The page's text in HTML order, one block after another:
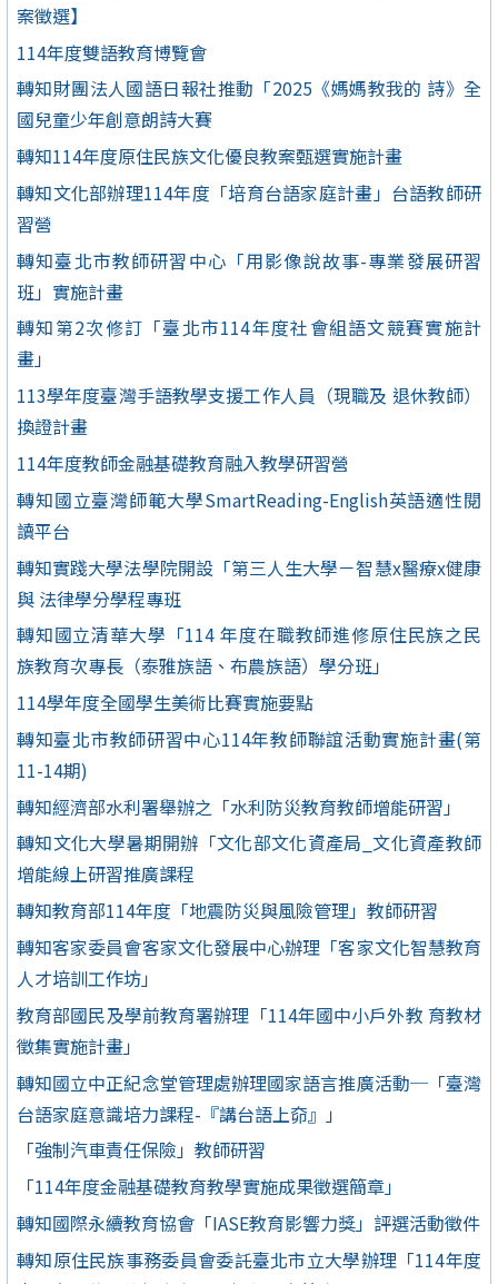
案徵選】
114年度雙語教育博覽會
轉知財團法人國語日報社推動「2025《媽媽教我的 詩》全
國兒童少年創意朗詩大賽
轉知114年度原住民族文化優良教案甄選實施計畫
轉知文化部辦理114年度「培育台語家庭計畫」台語教師研
習營
轉知臺北市教師研習中心「用影像說故事-專業發展研習
班」實施計畫
轉知第2次修訂「臺北市114年度社會組語文競賽實施計
畫」
113學年度臺灣手語教學支援工作人員（現職及 退休教師）
換證計畫
114年度教師金融基礎教育融入教學研習營
轉知國立臺灣師範大學SmartReading-English英語適性閱
讀平台
轉知實踐大學法學院開設「第三人生大學－智慧x醫療x健康
與 法律學分學程專班
轉知國立清華大學「114 年度在職教師進修原住民族之民
族教育次專長（泰雅族語、布農族語）學分班」
114學年度全國學生美術比賽實施要點
轉知臺北市教師研習中心114年教師聯誼活動實施計畫(第
11-14期)
轉知經濟部水利署舉辦之「水利防災教育教師增能研習」
轉知文化大學暑期開辦「文化部文化資產局_文化資產教師
增能線上研習推廣課程
轉知教育部114年度「地震防災與風險管理」教師研習
轉知客家委員會客家文化發展中心辦理「客家文化智慧教育
人才培訓工作坊」
教育部國民及學前教育署辦理「114年國中小戶外教 育教材
徵集實施計畫」
轉知國立中正紀念堂管理處辦理國家語言推廣活動─「臺灣
台語家庭意識培力課程-『講台語上奅』」
「強制汽車責任保險」教師研習
「114年度金融基礎教育教學實施成果徵選簡章」
轉知國際永續教育協會「IASE教育影響力獎」評選活動徵件
轉知原住民族事務委員會委託臺北市立大學辦理「114年度